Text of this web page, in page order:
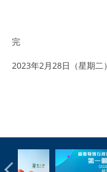
完
2023年2月28日（星期二）